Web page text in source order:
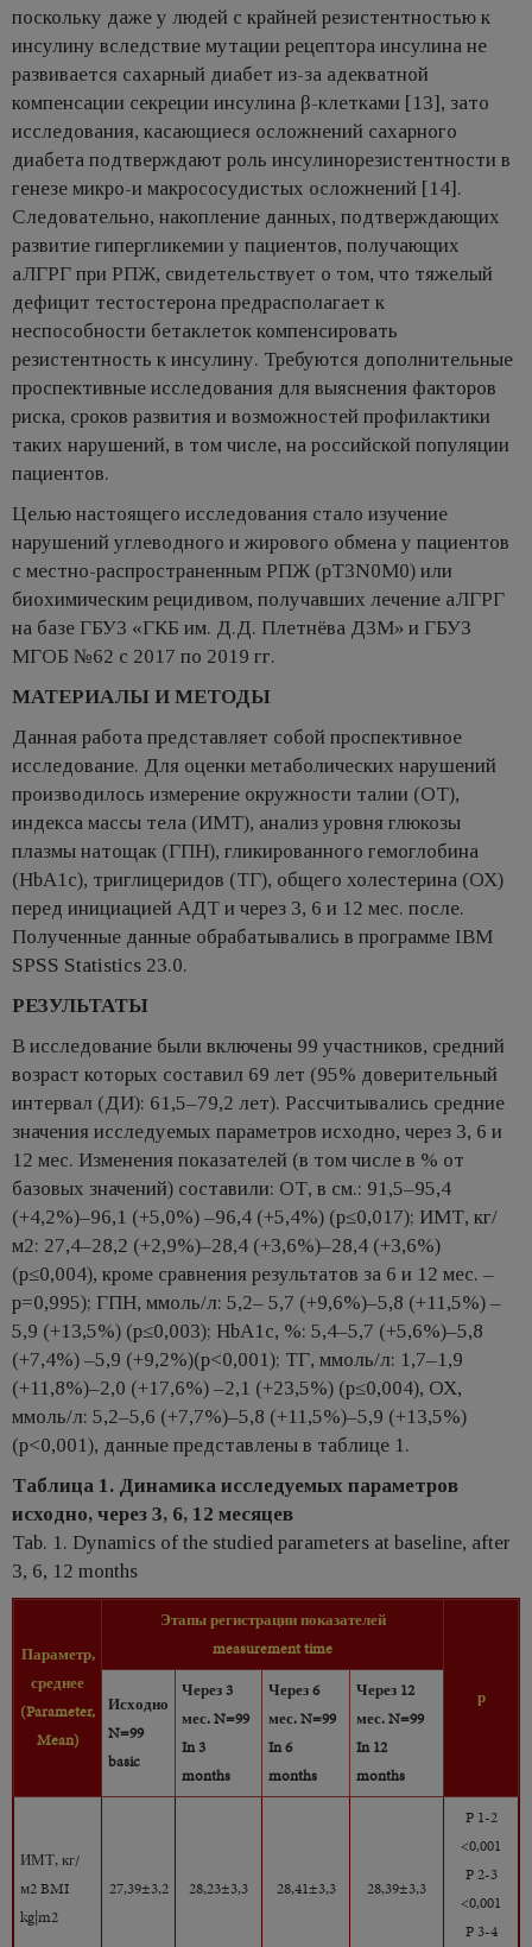
поскольку даже у людей с крайней резистентностью к
инсулину вследствие мутации рецептора инсулина не
развивается сахарный диабет из-за адекватной
компенсации секреции инсулина β-клетками [13], зато
исследования, касающиеся осложнений сахарного
диабета подтверждают роль инсулинорезистентности в
генезе микро-и макрососудистых осложнений [14].
Следовательно, накопление данных, подтверждающих
развитие гипергликемии у пациентов, получающих
аЛГРГ при РПЖ, свидетельствует о том, что тяжелый
дефицит тестостерона предрасполагает к
неспособности бетаклеток компенсировать
резистентность к инсулину. Требуются дополнительные
проспективные исследования для выяснения факторов
риска, сроков развития и возможностей профилактики
таких нарушений, в том числе, на российской популяции
пациентов.
Целью настоящего исследования стало изучение
нарушений углеводного и жирового обмена у пациентов
с местно-распространенным РПЖ (pT3N0M0) или
биохимическим рецидивом, получавших лечение аЛГРГ
на базе ГБУЗ «ГКБ им. Д.Д. Плетнёва ДЗМ» и ГБУЗ
МГОБ №62 с 2017 по 2019 гг.
МАТЕРИАЛЫ И МЕТОДЫ
Данная работа представляет собой проспективное
исследование. Для оценки метаболических нарушений
производилось измерение окружности талии (ОТ),
индекса массы тела (ИМТ), анализ уровня глюкозы
плазмы натощак (ГПН), гликированного гемоглобина
(HbA1c), триглицеридов (ТГ), общего холестерина (ОХ)
перед инициацией АДТ и через 3, 6 и 12 мес. после.
Полученные данные обрабатывались в программе IBM
SPSS Statistics 23.0.
РЕЗУЛЬТАТЫ
В исследование были включены 99 участников, средний
возраст которых составил 69 лет (95% доверительный
интервал (ДИ): 61,5–79,2 лет). Рассчитывались средние
значения исследуемых параметров исходно, через 3, 6 и
12 мес. Изменения показателей (в том числе в % от
базовых значений) составили: ОТ, в см.: 91,5–95,4
(+4,2%)–96,1 (+5,0%) –96,4 (+5,4%) (p≤0,017); ИМТ, кг/
м2: 27,4–28,2 (+2,9%)–28,4 (+3,6%)–28,4 (+3,6%)
(p≤0,004), кроме сравнения результатов за 6 и 12 мес. –
p=0,995); ГПН, ммоль/л: 5,2– 5,7 (+9,6%)–5,8 (+11,5%) –
5,9 (+13,5%) (p≤0,003); HbA1c, %: 5,4–5,7 (+5,6%)–5,8
(+7,4%) –5,9 (+9,2%)(p<0,001); ТГ, ммоль/л: 1,7–1,9
(+11,8%)–2,0 (+17,6%) –2,1 (+23,5%) (p≤0,004), ОХ,
ммоль/л: 5,2–5,6 (+7,7%)–5,8 (+11,5%)–5,9 (+13,5%)
(p<0,001), данные представлены в таблице 1.
Таблица 1. Динамика исследуемых параметров
исходно, через 3, 6, 12 месяцев
Tab. 1. Dynamics of the studied parameters at baseline, after
3, 6, 12 months
Параметр,
среднее
(Parameter,
Mean)
Этапы регистрации показателей
measurement time
р
Исходно
N=99
basic
Через 3
мес. N=99
In 3
months
Через 6
мес. N=99
In 6
months
Через 12
мес. N=99
In 12
months
ИМТ, кг/
м2 BMI
kg|m2
27,39±3,2 28,23±3,3 28,41±3,3 28,39±3,3
P 1-2
<0,001
P 2-3
<0,001
P 3-4